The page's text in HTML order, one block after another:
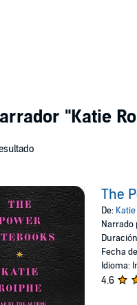
"Katie
The
De:
Narrado
Fecha
Idioma:
4.6